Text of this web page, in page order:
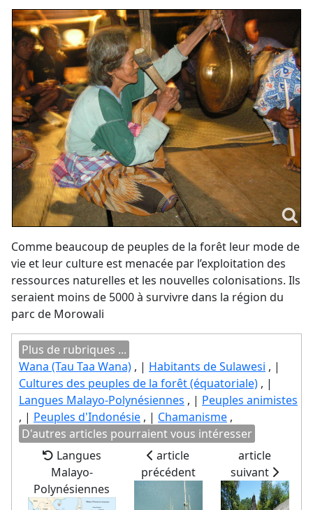
Comme beaucoup de peuples de la forêt leur mode de
vie et leur culture est menacée par l’exploitation des
ressources naturelles et les nouvelles colonisations. Ils
seraient moins de 5000 à survivre dans la région du
parc de Morowali
Plus de rubriques ...
Wana (Tau Taa Wana) , | Habitants de Sulawesi , |
Cultures des peuples de la forêt (équatoriale) , |
Langues Malayo-Polynésiennes , | Peuples animistes
, | Peuples d'Indonésie , | Chamanisme ,
D'autres articles pourraient vous intéresser
Langues
Malayo-
Polynésiennes
article
précédent
article
suivant